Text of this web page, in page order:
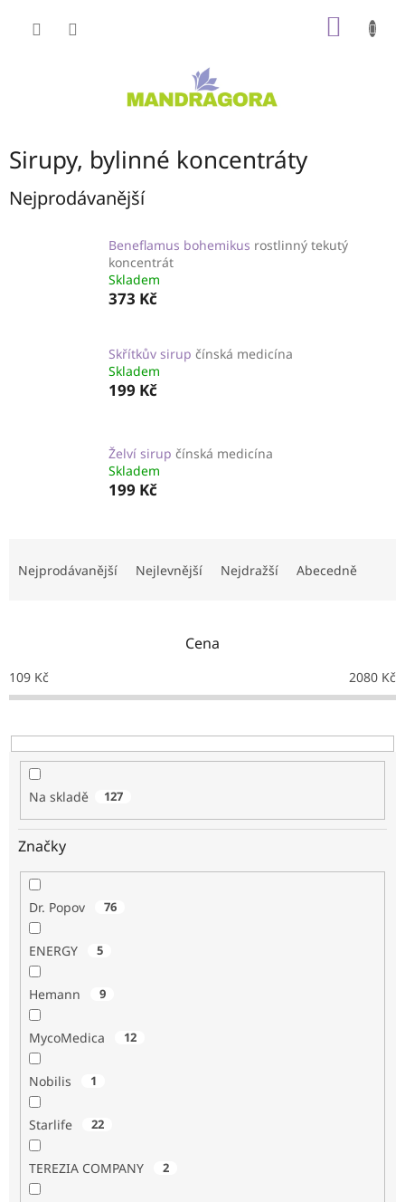
Sirupy, bylinné koncentráty
Nejprodávanější
Beneflamus bohemikus rostlinný tekutý
koncentrát
Skladem
373 Kč
Skřítkův sirup čínská medicína
Skladem
199 Kč
Želví sirup čínská medicína
Skladem
199 Kč
p
r
o
u
Nejprodávanější Nejlevnější Nejdražší Abecedně
Cena
109 Kč 2080 Kč
Na skladě 127
Značky
Dr. Popov 76
ENERGY 5
Hemann 9
MycoMedica 12
Nobilis 1
Starlife 22
TEREZIA COMPANY 2